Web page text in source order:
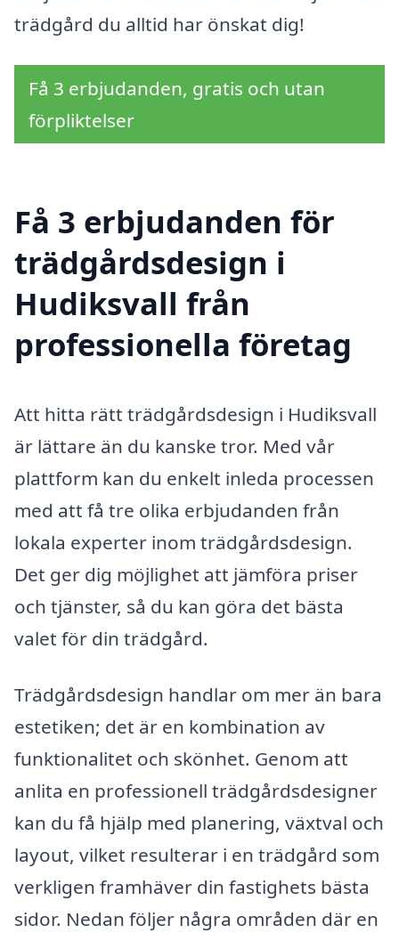
trädgård du alltid har önskat dig!
Få 3 erbjudanden, gratis och utan
förpliktelser
Få 3 erbjudanden för
trädgårdsdesign i
Hudiksvall från
professionella företag
Att hitta rätt trädgårdsdesign i Hudiksvall
är lättare än du kanske tror. Med vår
plattform kan du enkelt inleda processen
med att få tre olika erbjudanden från
lokala experter inom trädgårdsdesign.
Det ger dig möjlighet att jämföra priser
och tjänster, så du kan göra det bästa
valet för din trädgård.
Trädgårdsdesign handlar om mer än bara
estetiken; det är en kombination av
funktionalitet och skönhet. Genom att
anlita en professionell trädgårdsdesigner
kan du få hjälp med planering, växtval och
layout, vilket resulterar i en trädgård som
verkligen framhäver din fastighets bästa
sidor. Nedan följer några områden där en